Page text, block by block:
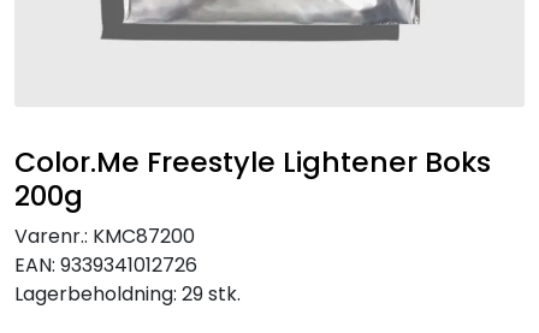
Color.Me Freestyle Lightener Boks
200g
Varenr.: KMC87200
EAN: 9339341012726
Lagerbeholdning: 29 stk.